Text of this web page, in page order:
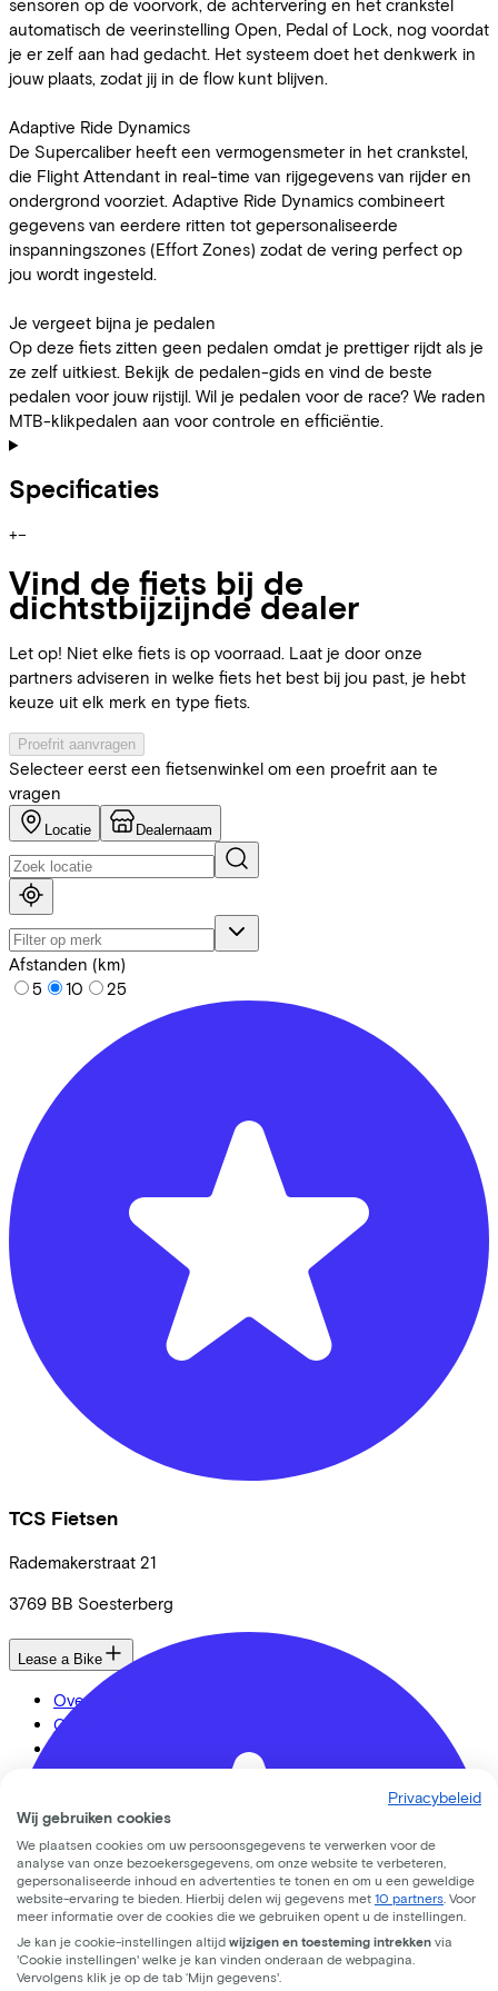
sensoren op de voorvork, de achtervering en het crankstel
automatisch de veerinstelling Open, Pedal of Lock, nog voordat
je er zelf aan had gedacht. Het systeem doet het denkwerk in
jouw plaats, zodat jij in de flow kunt blijven.
Adaptive Ride Dynamics
De Supercaliber heeft een vermogensmeter in het crankstel,
die Flight Attendant in real-time van rijgegevens van rijder en
ondergrond voorziet. Adaptive Ride Dynamics combineert
gegevens van eerdere ritten tot gepersonaliseerde
inspanningszones (Effort Zones) zodat de vering perfect op
jou wordt ingesteld.
Je vergeet bijna je pedalen
Op deze fiets zitten geen pedalen omdat je prettiger rijdt als je
ze zelf uitkiest. Bekijk de pedalen-gids en vind de beste
pedalen voor jouw rijstijl. Wil je pedalen voor de race? We raden
MTB-klikpedalen aan voor controle en efficiëntie.
Specificaties
+−
Vind de fiets bij de
dichtstbijzijnde dealer
Let op! Niet elke fiets is op voorraad. Laat je door onze
partners adviseren in welke fiets het best bij jou past, je hebt
keuze uit elk merk en type fiets.
Proefrit aanvragen
Selecteer eerst een fietsenwinkel om een proefrit aan te
vragen
Locatie Dealernaam
Afstanden (km)
5
10 25
TCS Fietsen
Rademakerstraat 21
3769 BB Soesterberg
Lease a Bike
Over ons
Onze collega's
Stages
Nieuws
MVO
FAQ
Security & Privacy
Trotse partner van
Privacybeleid
Wij gebruiken cookies
We plaatsen cookies om uw persoonsgegevens te verwerken voor de
analyse van onze bezoekersgegevens, om onze website te verbeteren,
gepersonaliseerde inhoud en advertenties te tonen en om u een geweldige
website-ervaring te bieden. Hierbij delen wij gegevens met 10 partners . Voor
meer informatie over de cookies die we gebruiken opent u de instellingen.
Je kan je cookie-instellingen altijd wijzigen en toesteming intrekken via
'Cookie instellingen' welke je kan vinden onderaan de webpagina.
Vervolgens klik je op de tab ‘Mijn gegevens'.